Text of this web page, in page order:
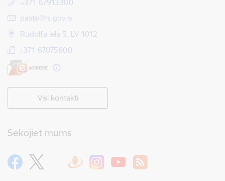
+371 67913300
E-pasts:
pasts@rs.gov.lv
Rūdolfa iela 5, LV 1012
+371 67075600
Visi kontakti
Sekojiet mums